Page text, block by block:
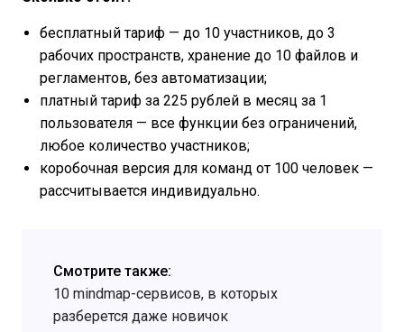
бесплатный тариф — до 10 участников, до 3
рабочих пространств, хранение до 10 файлов и
регламентов, без автоматизации;
платный тариф за 225 рублей в месяц за 1
пользователя — все функции без ограничений,
любое количество участников;
коробочная версия для команд от 100 человек —
рассчитывается индивидуально.
Смотрите также:
10 mindmap-сервисов, в которых
разберется даже новичок